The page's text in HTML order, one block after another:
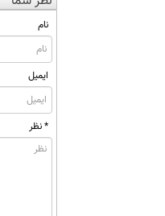
نام
ایمیل
* نظر